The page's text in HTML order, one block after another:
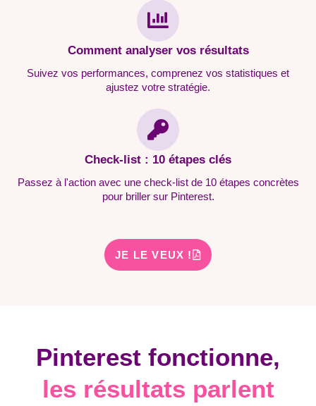
Comment analyser vos résultats
Suivez vos performances, comprenez vos statistiques et
ajustez votre stratégie.
Check-list : 10 étapes clés
Passez à l'action avec une check-list de 10 étapes concrètes
pour briller sur Pinterest.
JE LE VEUX !
Pinterest fonctionne,
les résultats parlent